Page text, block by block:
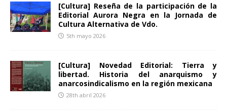
[Cultura] Reseña de la participación de la
Editorial Aurora Negra en la Jornada de
Cultura Alternativa de Vdo.
5th mayo 2026
[Cultura] Novedad Editorial: Tierra y
libertad. Historia del anarquismo y
anarcosindicalismo en la región mexicana
28th abril 2026